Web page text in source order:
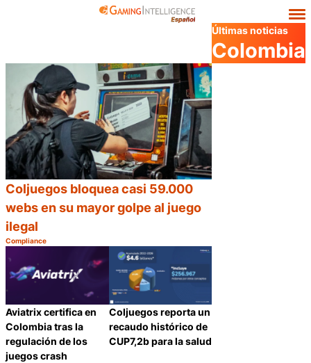
Últimas noticias
Colombia
Coljuegos bloquea casi 59.000
webs en su mayor golpe al juego
ilegal
Categoría:
Compliance
Aviatrix certifica en
Colombia tras la
regulación de los
juegos crash
Coljuegos reporta un
recaudo histórico de
CUP7,2b para la salud